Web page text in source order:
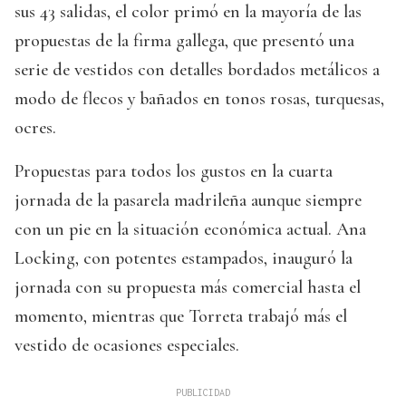
sus 43 salidas, el color primó en la mayoría de las
propuestas de la firma gallega, que presentó una
serie de vestidos con detalles bordados metálicos a
modo de flecos y bañados en tonos rosas, turquesas,
ocres.
Propuestas para todos los gustos en la cuarta
jornada de la pasarela madrileña aunque siempre
con un pie en la situación económica actual. Ana
Locking, con potentes estampados, inauguró la
jornada con su propuesta más comercial hasta el
momento, mientras que Torreta trabajó más el
vestido de ocasiones especiales.